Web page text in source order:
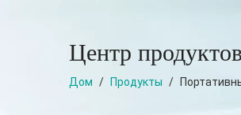
Центр продуктов
Дом / Продукты /